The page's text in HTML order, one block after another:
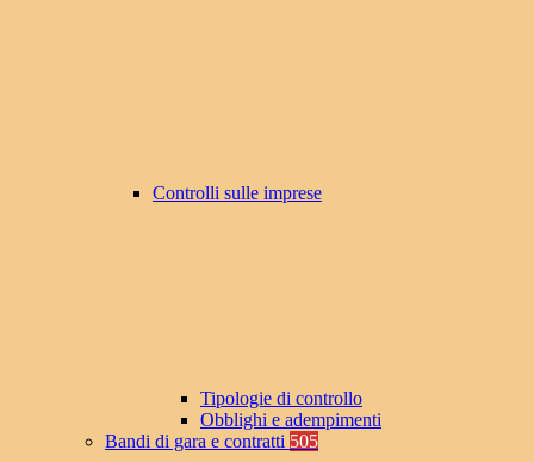
Controlli sulle imprese
Tipologie di controllo
Obblighi e adempimenti
Bandi di gara e contratti 505